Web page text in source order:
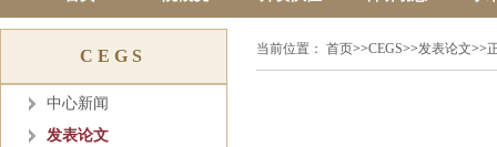
CEGS
中心新闻
发表论文
当前位置： 首页>>CEGS>>发表论文>>